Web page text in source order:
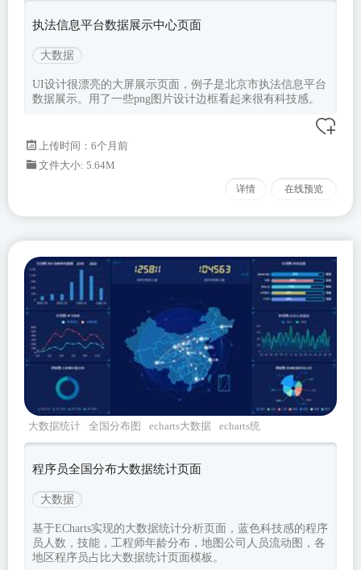
执法信息平台数据展示中心页面
大数据
UI设计很漂亮的大屏展示页面，例子是北京市执法信息平台
数据展示。用了一些png图片设计边框看起来很有科技感。
上传时间：6个月前
文件大小: 5.64M
详情 在线预览
大数据统计 全国分布图 echarts大数据
echarts统
计分析
数据可视化
程序员全国分布大数据统计页面
大数据
基于ECharts实现的大数据统计分析页面，蓝色科技感的程序
员人数，技能，工程师年龄分布，地图公司人员流动图，各
地区程序员占比大数据统计页面模板。